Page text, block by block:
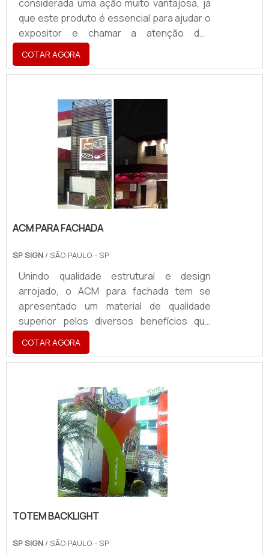
considerada uma ação muito vantajosa, já
que este produto é essencial para ajudar o
expositor e chamar a atenção dos
consumidores na divulgação de uma nova
marca, produto ou serviços. É um produto
extremamente versátil e pode ser utilizado
educação, produtos de limpeza, entre
outros. São incontáveis as vantagens que
este tipo de balcão pode oferecer ao ser
aplicado no ponto de venda. Entre eles,
destacam-se: Aume.
COTAR AGORA
ACM PARA FACHADA
SP SIGN / SÃO PAULO - SP
Unindo qualidade estrutural e design
arrojado, o ACM para fachada tem se
apresentado um material de qualidade
superior pelos diversos benefícios que
agrega aos estabelecimentos em que é
aplicado. O produto é capaz de apresentar
uma excelente durabilidade por ser
material altamente resistente.Vantagens
do material O acm para fachada apresenta
excelente durabilidade por ser composto
por lâminas de alumínio, material altamente
resistente. O acm para fachada tem se.
COTAR AGORA
TOTEM BACKLIGHT
SP SIGN / SÃO PAULO - SP